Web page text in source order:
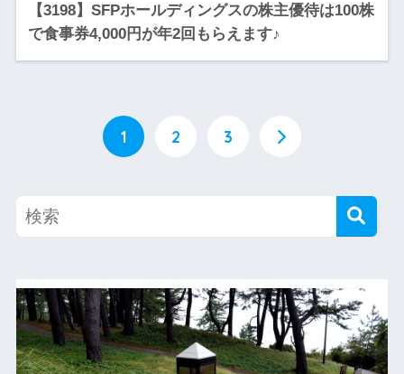
【3198】SFPホールディングスの株主優待は100株
で食事券4,000円が年2回もらえます♪
1 2 3